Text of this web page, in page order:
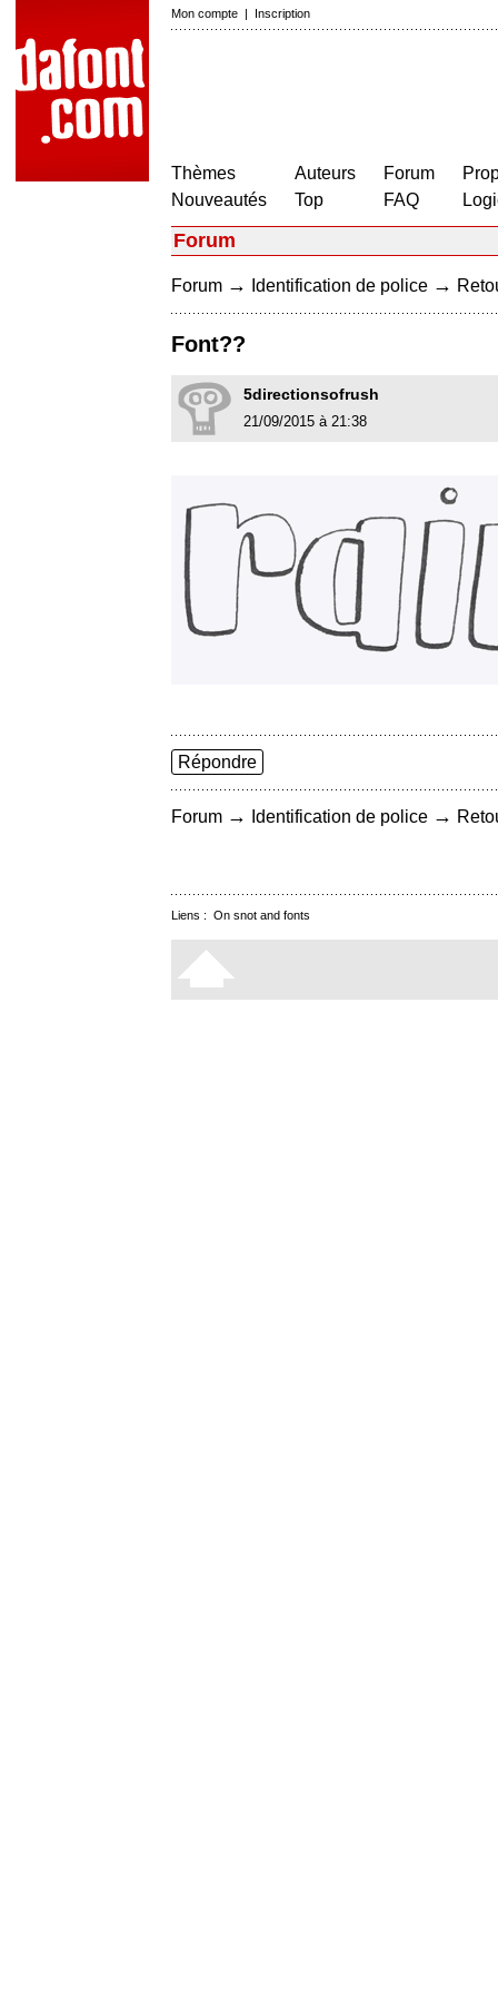
Mon compte | Inscription
Thèmes
Nouveautés
Auteurs
Top
Forum
FAQ
Forum
Forum → Identification de police →
Font??
5directionsofrush
21/09/2015 à 21:38
Répondre
Forum → Identification de police →
Liens : On snot and fonts